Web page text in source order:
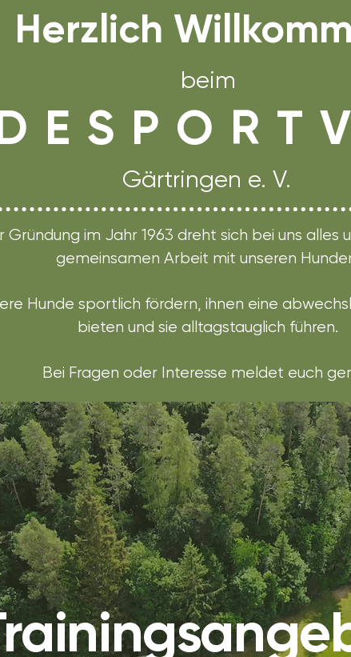
beim
E S P O R T
Gärtringen e. V.
Gründung im Jahr 1963 dreht sich bei uns alles
gemeinsamen Arbeit mit unseren
Hunde sportlich fördern, ihnen eine
bieten und sie alltagstauglich führen.
Bei Fragen oder Interesse meldet euch
Herzlich